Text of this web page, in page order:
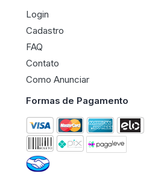
Login
Cadastro
FAQ
Contato
Como Anunciar
Formas de Pagamento